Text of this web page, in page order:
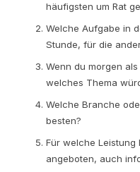
häufigsten um Rat
Welche Aufgabe in
Stunde, für die
Wenn du morgen
welches Thema
Welche Branche
besten?
Für welche Leistung
angeboten, auch